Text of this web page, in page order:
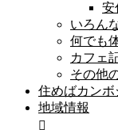
安
いろん
何でも
カフェ
その他
住めばカンボ
地域情報